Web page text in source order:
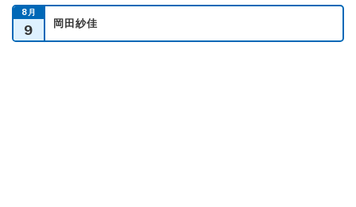
8月
9 岡田紗佳